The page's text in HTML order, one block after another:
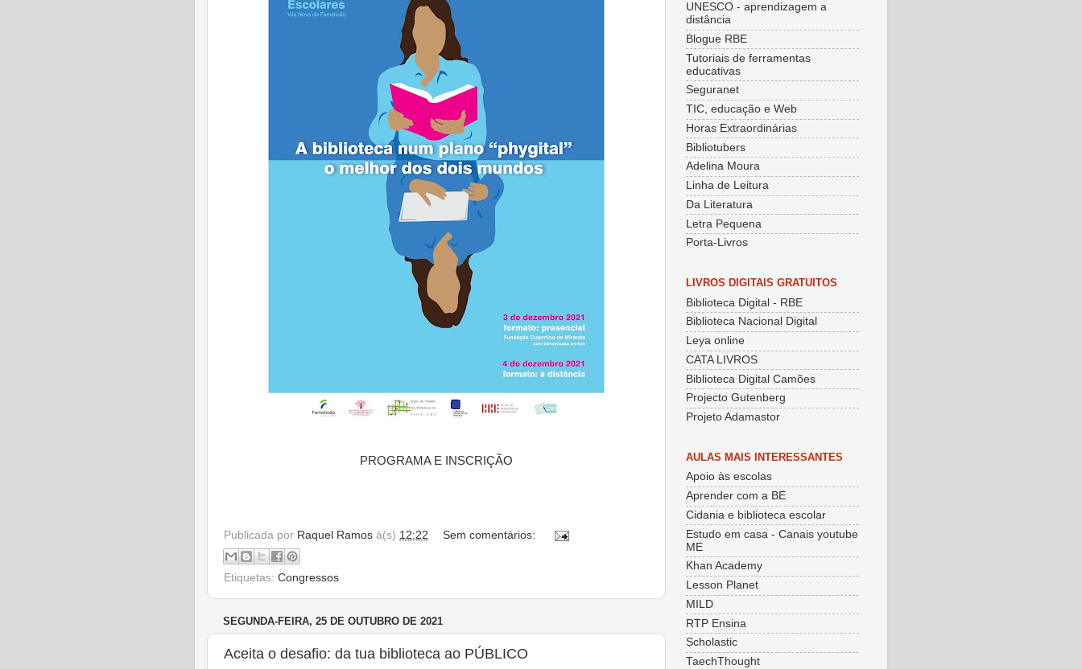
PROGRAMA E INSCRIÇÃO
Publicada por Raquel Ramos à(s) 12:22 Sem comentários:
Etiquetas: Congressos
SEGUNDA-FEIRA, 25 DE OUTUBRO DE 2021
Aceita o desafio: da tua biblioteca ao PÚBLICO
UNESCO - aprendizagem a
distância
Blogue RBE
Tutoriais de ferramentas
educativas
Seguranet
TIC, educação e Web
Horas Extraordinárias
Bibliotubers
Adelina Moura
Linha de Leitura
Da Literatura
Letra Pequena
Porta-Livros
LIVROS DIGITAIS GRATUITOS
Biblioteca Digital - RBE
Biblioteca Nacional Digital
Leya online
CATA LIVROS
Biblioteca Digital Camões
Projecto Gutenberg
Projeto Adamastor
AULAS MAIS INTERESSANTES
Apoio às escolas
Aprender com a BE
Cidania e biblioteca escolar
Estudo em casa - Canais youtube
ME
Khan Academy
Lesson Planet
MILD
RTP Ensina
Scholastic
TaechThought